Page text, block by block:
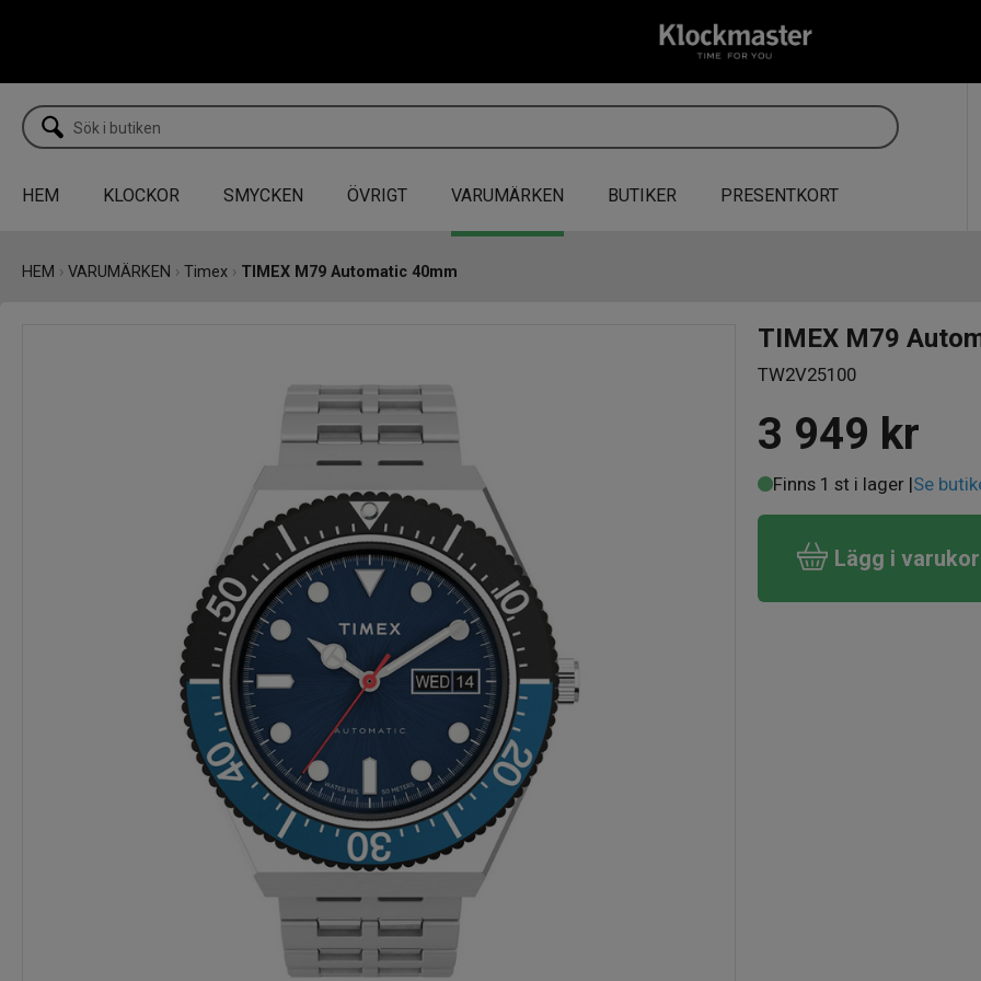
HEM KLOCKOR SMYCKEN ÖVRIGT VARUMÄRKEN BUTIKER PRESENTKORT
HEM › VARUMÄRKEN › Timex › TIMEX M79 Automatic 40mm
TIMEX M79
TW2V25100
3 949 kr
Finns 1 st i lager |Se
Lägg i